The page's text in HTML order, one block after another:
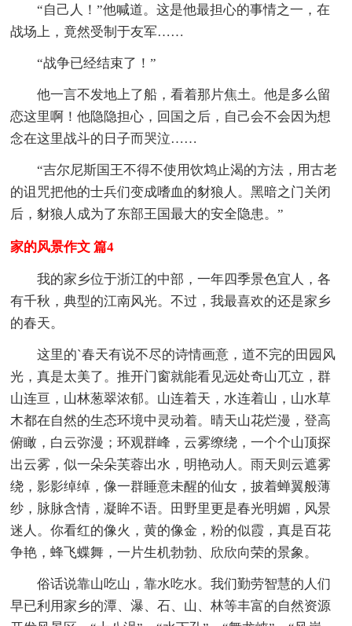
“自己人！”他喊道。这是他最担心的事情之一，在
战场上，竟然受制于友军……
“战争已经结束了！”
他一言不发地上了船，看着那片焦土。他是多么留
恋这里啊！他隐隐担心，回国之后，自己会不会因为想
念在这里战斗的日子而哭泣……
“吉尔尼斯国王不得不使用饮鸩止渴的方法，用古老
的诅咒把他的士兵们变成嗜血的豺狼人。黑暗之门关闭
后，豺狼人成为了东部王国最大的安全隐患。”
家的风景作文 篇4
我的家乡位于浙江的中部，一年四季景色宜人，各
有千秋，典型的江南风光。不过，我最喜欢的还是家乡
的春天。
这里的`春天有说不尽的诗情画意，道不完的田园风
光，真是太美了。推开门窗就能看见远处奇山兀立，群
山连亘，山林葱翠浓郁。山连着天，水连着山，山水草
木都在自然的生态环境中灵动着。晴天山花烂漫，登高
俯瞰，白云弥漫；环观群峰，云雾缭绕，一个个山顶探
出云雾，似一朵朵芙蓉出水，明艳动人。雨天则云遮雾
绕，影影绰绰，像一群睡意未醒的仙女，披着蝉翼般薄
纱，脉脉含情，凝眸不语。田野里更是春光明媚，风景
迷人。你看红的像火，黄的像金，粉的似霞，真是百花
争艳，蜂飞蝶舞，一片生机勃勃、欣欣向荣的景象。
俗话说靠山吃山，靠水吃水。我们勤劳智慧的人们
早已利用家乡的潭、瀑、石、山、林等丰富的自然资源